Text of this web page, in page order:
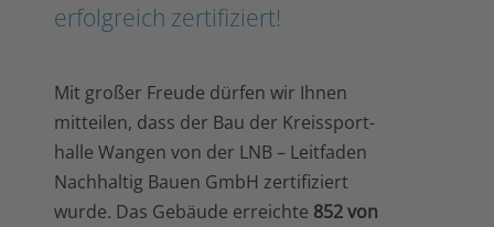
erfolgreich zertifiziert!
Mit großer Freude dürfen wir Ihnen
mitteilen, dass der Bau der Kreis­sport­
halle Wangen von der LNB – Leit­fa­den
Nach­hal­tig Bauen GmbH zertifiziert
wurde. Das Gebäude erreichte 852von